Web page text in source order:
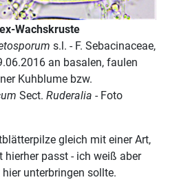
Wachskruste
s.l. - F. Sebacinaceae,
an basalen, faulen
Kuhblume bzw.
Sect. Ruderalia - Foto
gleich mit einer Art,
passt - ich weiß aber
unterbringen sollte.